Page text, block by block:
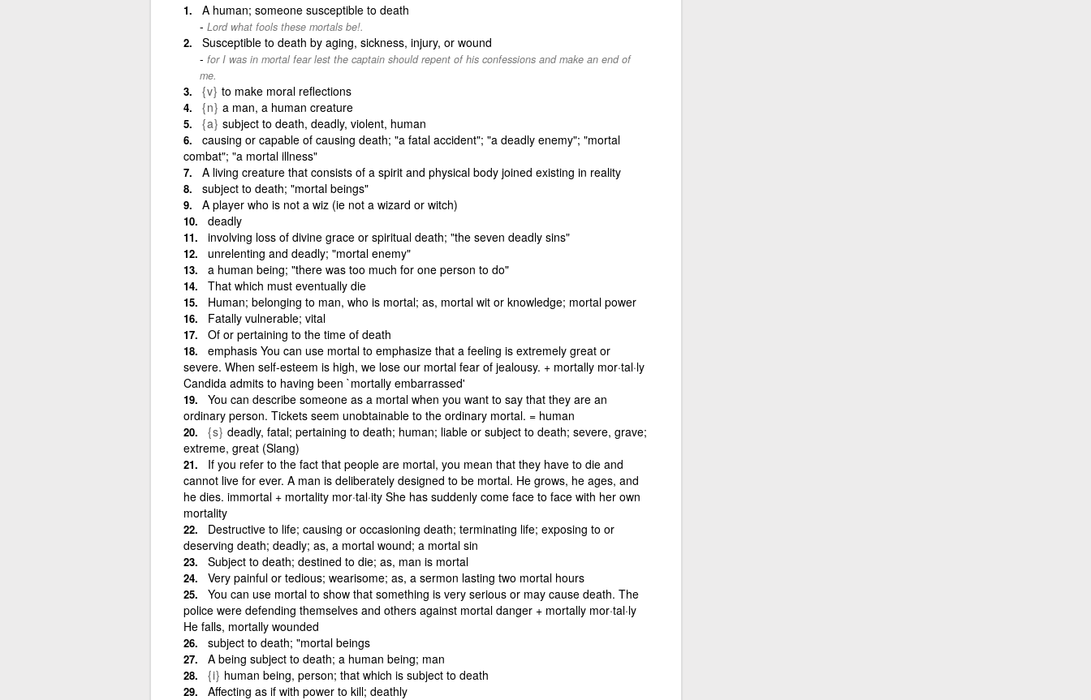
A human; someone susceptible to death
Lord what fools these mortals be!.
Susceptible to death by aging, sickness, injury, or wound
for I was in mortal fear lest the captain should repent of his confessions and make an end of
me.
{v} to make moral reflections
{n} a man, a human creature
{a} subject to death, deadly, violent, human
causing or capable of causing death; "a fatal accident"; "a deadly enemy"; "mortal
combat"; "a mortal illness"
A living creature that consists of a spirit and physical body joined existing in reality
subject to death; "mortal beings"
A player who is not a wiz (ie not a wizard or witch)
deadly
involving loss of divine grace or spiritual death; "the seven deadly sins"
unrelenting and deadly; "mortal enemy"
a human being; "there was too much for one person to do"
That which must eventually die
Human; belonging to man, who is mortal; as, mortal wit or knowledge; mortal power
Fatally vulnerable; vital
Of or pertaining to the time of death
emphasis You can use mortal to emphasize that a feeling is extremely great or
severe. When self-esteem is high, we lose our mortal fear of jealousy. + mortally mor·tal·ly
Candida admits to having been `mortally embarrassed'
You can describe someone as a mortal when you want to say that they are an
ordinary person. Tickets seem unobtainable to the ordinary mortal. = human
{s} deadly, fatal; pertaining to death; human; liable or subject to death; severe, grave;
extreme, great (Slang)
If you refer to the fact that people are mortal, you mean that they have to die and
cannot live for ever. A man is deliberately designed to be mortal. He grows, he ages, and
he dies. immortal + mortality mor·tal·ity She has suddenly come face to face with her own
mortality
Destructive to life; causing or occasioning death; terminating life; exposing to or
deserving death; deadly; as, a mortal wound; a mortal sin
Subject to death; destined to die; as, man is mortal
Very painful or tedious; wearisome; as, a sermon lasting two mortal hours
You can use mortal to show that something is very serious or may cause death. The
police were defending themselves and others against mortal danger + mortally mor·tal·ly
He falls, mortally wounded
subject to death; "mortal beings
A being subject to death; a human being; man
{i} human being, person; that which is subject to death
Affecting as if with power to kill; deathly